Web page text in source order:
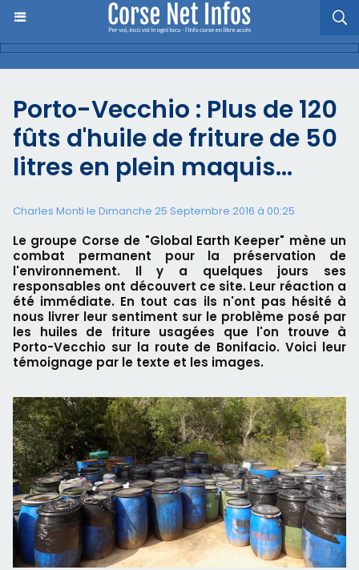
Porto-Vecchio : Plus de 120
fûts d'huile de friture de 50
litres en plein maquis…
Charles Monti le Dimanche 25 Septembre 2016 à 00:25
Le groupe Corse de "Global Earth Keeper" mène un
combat permanent pour la préservation de
l'environnement. Il y a quelques jours ses
responsables ont découvert ce site. Leur réaction a
été immédiate. En tout cas ils n'ont pas hésité à
nous livrer leur sentiment sur le problème posé par
les huiles de friture usagées que l'on trouve à
Porto-Vecchio sur la route de Bonifacio. Voici leur
témoignage par le texte et les images.